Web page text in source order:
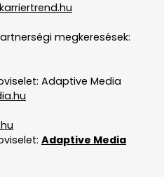
megkeresések:
Adaptive Media
Adaptive Media